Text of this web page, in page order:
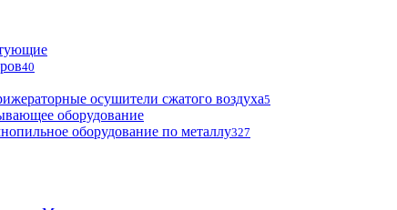
40
осушители сжатого воздуха5
оборудование
оборудование по металлу327